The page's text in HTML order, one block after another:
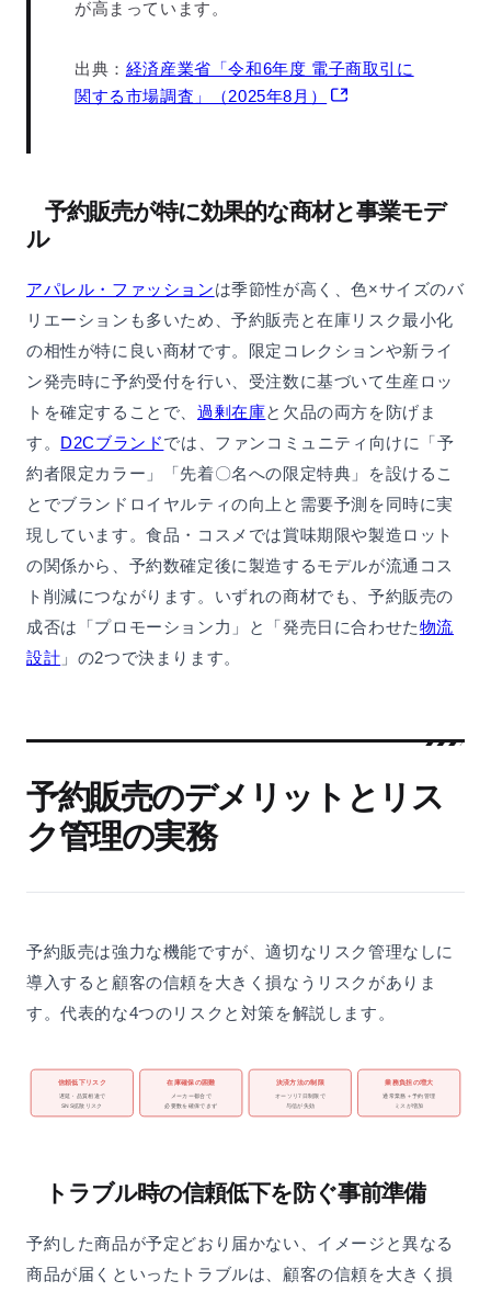
が高まっています。
出典： 経済産業省「令和6年度 電子商取引に
関する市場調査」（2025年8月）
予約販売が特に効果的な商材と事業モデ
ル
アパレル・ファッションは季節性が高く、色×サイズのバ
リエーションも多いため、予約販売と在庫リスク最小化
の相性が特に良い商材です。限定コレクションや新ライ
ン発売時に予約受付を行い、受注数に基づいて生産ロッ
トを確定することで、 過剰在庫と欠品の両方を防げま
す。 D2Cブランドでは、ファンコミュニティ向けに「予
約者限定カラー」「先着〇名への限定特典」を設けるこ
とでブランドロイヤルティの向上と需要予測を同時に実
現しています。食品・コスメでは賞味期限や製造ロット
の関係から、予約数確定後に製造するモデルが流通コス
ト削減につながります。いずれの商材でも、予約販売の
成否は「プロモーション力」と「発売日に合わせた物流
設計 」の2つで決まります。
予約販売のデメリットとリス
ク管理の実務
予約販売は強力な機能ですが、適切なリスク管理なしに
導入すると顧客の信頼を大きく損なうリスクがありま
す。代表的な4つのリスクと対策を解説します。
信頼低下リスク
遅延・品質相違で
SNS拡散リスク
在庫確保の困難
メーカー都合で
必要数を確保できず
決済方法の制限
オーソリ7日制限で
与信が失効
業務負担の増大
通常業務＋予約管理
ミスが増加
トラブル時の信頼低下を防ぐ事前準備
予約した商品が予定どおり届かない、イメージと異なる
商品が届くといったトラブルは、顧客の信頼を大きく損